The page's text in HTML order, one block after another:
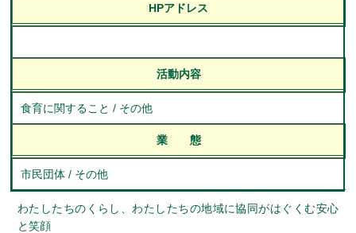
HPアドレス
活動内容
食育に関すること / その他
業 態
市民団体 / その他
わたしたちのくらし、わたしたちの地域に協同がはぐくむ安心
と笑顔